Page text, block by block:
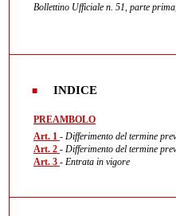
Bollettino Ufficiale n. 51, parte
INDICE
PREAMBOLO
Art. 1 - Differimento del termine
Art. 2 - Differimento del termine
Art. 3 - Entrata in vigore